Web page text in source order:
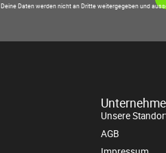
Deine Daten werden nicht an Dritte weitergegeben und
Unsere
AGB